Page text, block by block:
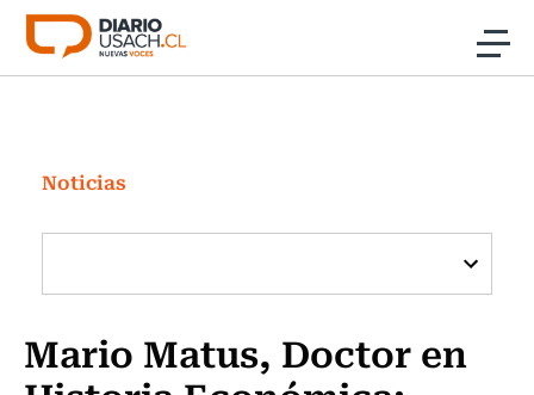
Click acá para ir directamente al contenido
Investigación
Cultura
Programas Radio y TV Usach
Noticias
Mario Matus, Doctor en